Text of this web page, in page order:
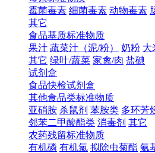
霉菌毒素 细菌毒素 动物毒素
其它
食品基质标准物质
果汁 蔬菜汁（泥/粉） 奶粉 大
其它 绿叶/蔬菜 家禽/肉 盐碘
试剂盒
食品快检试剂盒
其他食品类标准物质
亚硝胺 杀鼠剂 苯胺类 多环芳
邻苯二甲酸酯类 消毒剂 其它
农药残留标准物质
有机磷 有机氯 拟除虫菊酯 氨